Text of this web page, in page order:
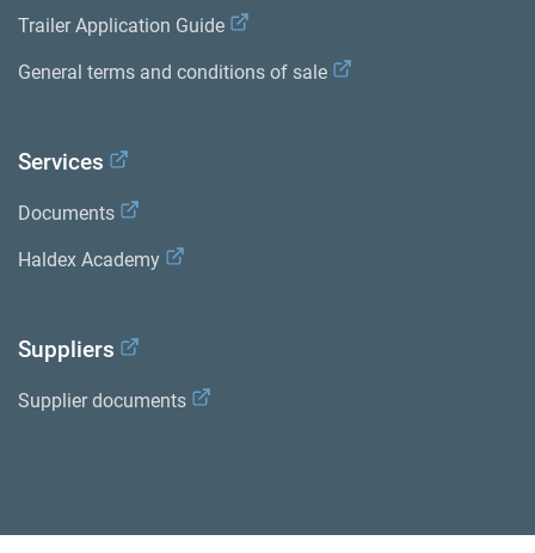
Trailer Application Guide
General terms and conditions of sale
Services
Documents
Haldex Academy
Suppliers
Supplier documents